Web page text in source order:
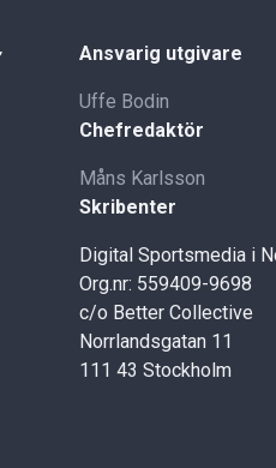
Ansvarig utgivare
Uffe Bodin
Chefredaktör
Måns Karlsson
Skribenter
Digital Sportsmedia i
Org.nr: 559409-9698
c/o Better Collective
Norrlandsgatan 11
111 43 Stockholm